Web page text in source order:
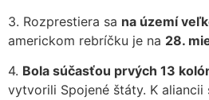
3. Rozprestiera sa na území
americkom rebríčku je na 28.
4. Bola súčasťou prvých 13
vytvorili Spojené štáty. K aliancii